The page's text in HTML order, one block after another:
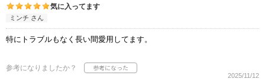
気に入ってます
ミンチ さん
特にトラブルもなく長い間愛用してます。
参考になりましたか？
2025/11/12